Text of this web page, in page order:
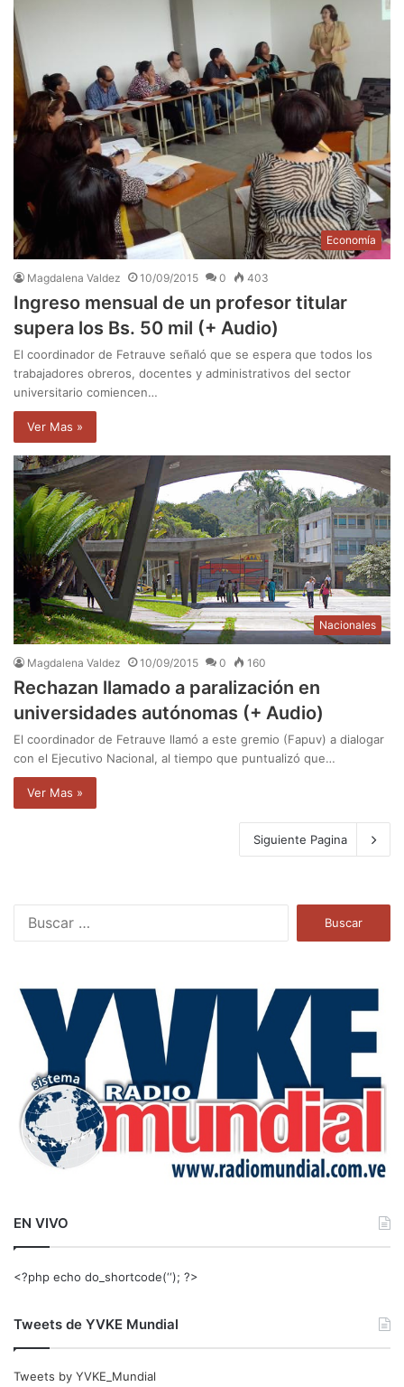
Economía
Magdalena Valdez 10/09/2015 0 403
Ingreso mensual de un profesor titular
supera los Bs. 50 mil (+ Audio)
El coordinador de Fetrauve señaló que se espera que todos los
trabajadores obreros, docentes y administrativos del sector
universitario comiencen…
Ver Mas »
Nacionales
Magdalena Valdez 10/09/2015 0 160
Rechazan llamado a paralización en
universidades autónomas (+ Audio)
El coordinador de Fetrauve llamó a este gremio (Fapuv) a dialogar
con el Ejecutivo Nacional, al tiempo que puntualizó que…
Ver Mas »
Siguiente Pagina
a
EN VIVO
<?php echo do_shortcode(‘‘); ?>
Tweets de YVKE Mundial
Tweets by YVKE_Mundial